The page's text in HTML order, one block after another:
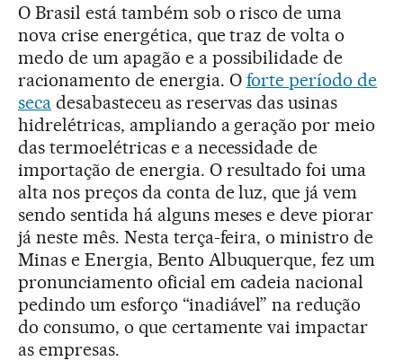
O Brasil está também sob o risco de uma
nova crise energética, que traz de volta o
medo de um apagão e a possibilidade de
racionamento de energia. O forte período de
secadesabasteceu as reservas das usinas
hidrelétricas, ampliando a geração por meio
das termoelétricas e a necessidade de
importação de energia. O resultado foi uma
alta nos preços da conta de luz, que já vem
sendo sentida há alguns meses e deve piorar
já neste mês. Nesta terça-feira, o ministro de
Minas e Energia, Bento Albuquerque, fez um
pronunciamento oficial em cadeia nacional
pedindo um esforço “inadiável” na redução
do consumo, o que certamente vai impactar
as empresas.